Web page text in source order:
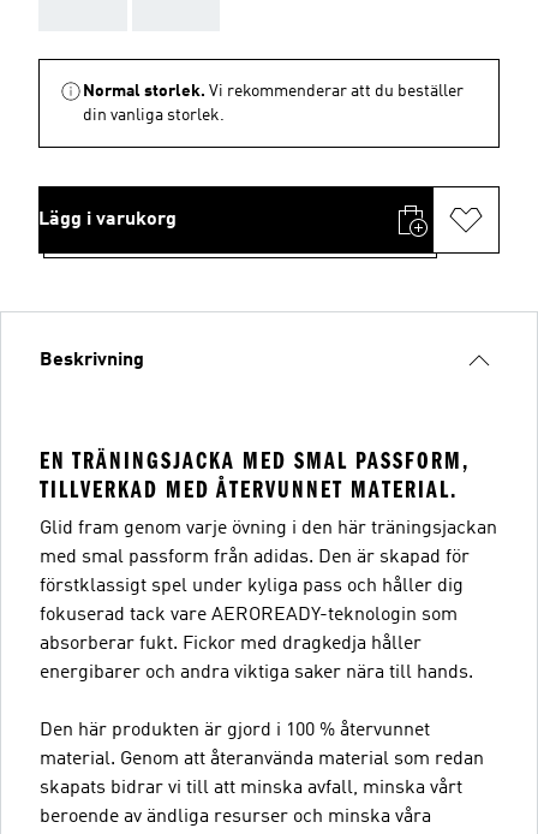
Normal storlek. Vi rekommenderar att du beställer
din vanliga storlek.
Lägg i varukorg
Beskrivning
EN TRÄNINGSJACKA MED SMAL PASSFORM,
TILLVERKAD MED ÅTERVUNNET MATERIAL.
Glid fram genom varje övning i den här träningsjackan
med smal passform från adidas. Den är skapad för
förstklassigt spel under kyliga pass och håller dig
fokuserad tack vare AEROREADY-teknologin som
absorberar fukt. Fickor med dragkedja håller
energibarer och andra viktiga saker nära till hands.
Den här produkten är gjord i 100 % återvunnet
material. Genom att återanvända material som redan
skapats bidrar vi till att minska avfall, minska vårt
beroende av ändliga resurser och minska våra